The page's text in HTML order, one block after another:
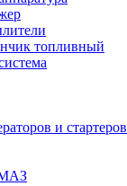
топливный
и стартеров